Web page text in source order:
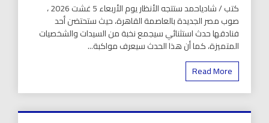
كتب / شادياحمد ستتجه الأنظار يوم الأربعاء 5 غشت 2026 ،
صوب مصر الجديدة بالعاصمة القاهرة، حيث ستحتضن أحد
فنادقها حدث استثنائي سيجمع نخبة من السيدات والشخصيات
المتميزة، كما أن هذا الحدث سيعرف مواكبة...
Read More